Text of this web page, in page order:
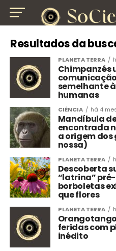
Resultados da
PLANETA TERRA
Chimpanzés
semelhante
humanas
CIÊNCIA há 4
Mandíbula
encontrada
a origem
nossa)
PLANETA TERRA
Descoberta
“latrina”
borboletas
que flores
PLANETA TERRA
feridas com
inédito